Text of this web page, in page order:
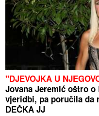
"DJEVOJKA U
Jovana Jeremić oštro
vjeridbi, pa poručila da
DEČKA JJ